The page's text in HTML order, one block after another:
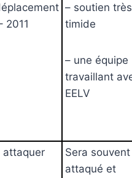
2011
– soutien très
timide
– une équipe
travaillant
EELV
attaquer
Sera souvent
attaqué et